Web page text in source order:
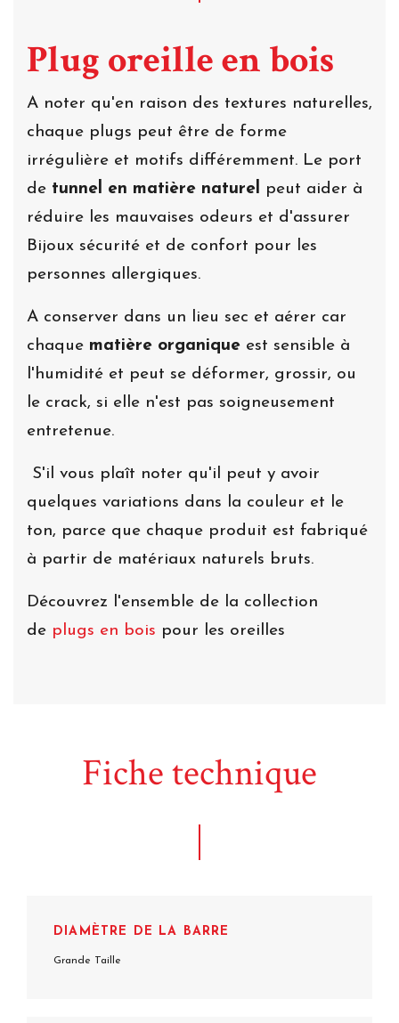
Plug oreille en bois
A noter qu'en raison des textures naturelles,
chaque plugs peut être de forme
irrégulière et motifs différemment. Le port
de tunnel en matière naturel
peut aider à
réduire les mauvaises odeurs et d'assurer
Bijoux sécurité et de confort pour les
personnes allergiques.
A conserver dans un lieu sec et aérer car
chaque matière organique est sensible à
l'humidité et peut se déformer, grossir, ou
le crack, si elle n'est pas soigneusement
entretenue.
S'il vous plaît noter qu'il peut y avoir
quelques variations dans la couleur et le
ton, parce que chaque produit est fabriqué
à partir de matériaux naturels bruts.
Découvrez l'ensemble de la collection
de plugs en bois pour les oreilles
Fiche technique
DIAMÈTRE DE LA BARRE
Grande Taille